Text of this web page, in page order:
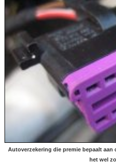
Autoverzekering die premie bepaalt
het wel